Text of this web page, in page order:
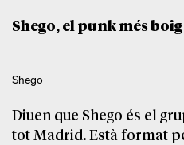
Shego, el punk més
Shego
Diuen que Shego és el
tot Madrid. Està format